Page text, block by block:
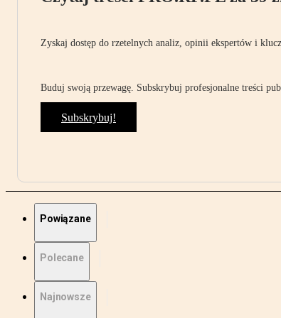
Zyskaj dostęp do rzetelnych analiz, opinii ekspertów i
Buduj swoją przewagę. Subskrybuj profesjonalne treści
Subskrybuj!
Powiązane
Polecane
Najnowsze